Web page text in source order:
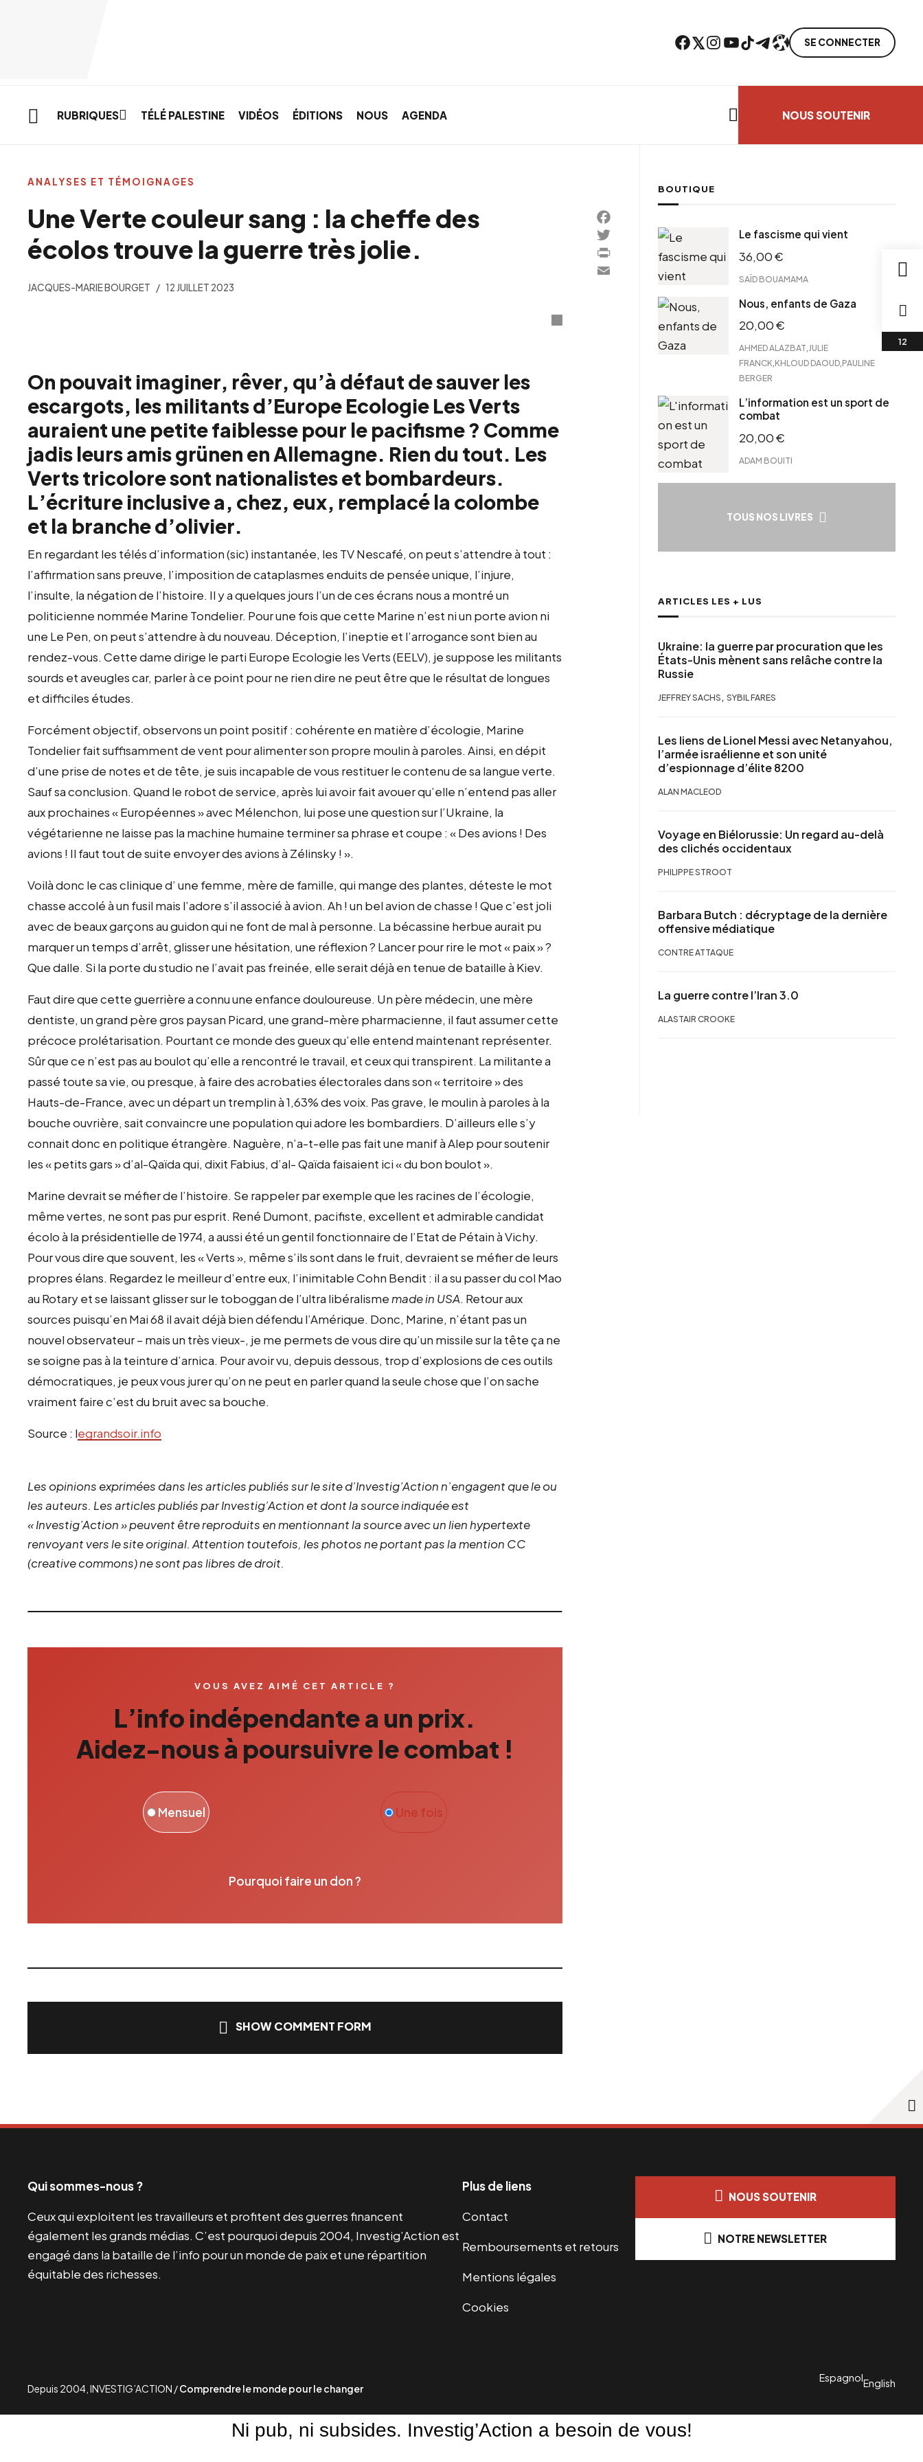
Facebook Twitter Instagram YouTube TikTok TelegramLien SE CONNECTER
RUBRIQUES TÉLÉ PALESTINE VIDÉOS ÉDITIONS NOUS AGENDA NOUS SOUTENIR
Une Verte couleur sang : la cheffe des
écolos trouve la guerre très jolie.
JACQUES-MARIE BOURGET 12 JUILLET 2023
On pouvait imaginer, rêver, qu’à défaut de sauver les
escargots, les militants d’Europe Ecologie Les Verts
auraient une petite faiblesse pour le pacifisme ? Comme
jadis leurs amis grünen en Allemagne. Rien du tout. Les
Verts tricolore sont nationalistes et bombardeurs.
L’écriture inclusive a, chez, eux, remplacé la colombe
et la branche d’olivier.
En regardant les télés d’information (sic) instantanée, les TV Nescafé, on peut s’attendre à tout :
l’affirmation sans preuve, l’imposition de cataplasmes enduits de pensée unique, l’injure,
l’insulte, la négation de l’histoire. Il y a quelques jours l’un de ces écrans nous a montré un
politicienne nommée Marine Tondelier. Pour une fois que cette Marine n’est ni un porte avion ni
une Le Pen, on peut s’attendre à du nouveau. Déception, l’ineptie et l’arrogance sont bien au
rendez-vous. Cette dame dirige le parti Europe Ecologie les Verts (EELV), je suppose les militants
sourds et aveugles car, parler à ce point pour ne rien dire ne peut être que le résultat de longues
et difficiles études.
Forcément objectif, observons un point positif : cohérente en matière d’écologie, Marine
Tondelier fait suffisamment de vent pour alimenter son propre moulin à paroles. Ainsi, en dépit
d’une prise de notes et de tête, je suis incapable de vous restituer le contenu de sa langue verte.
Sauf sa conclusion. Quand le robot de service, après lui avoir fait avouer qu’elle n’entend pas aller
aux prochaines « Européennes » avec Mélenchon, lui pose une question sur l’Ukraine, la
végétarienne ne laisse pas la machine humaine terminer sa phrase et coupe : « Des avions ! Des
avions ! Il faut tout de suite envoyer des avions à Zélinsky ! ».
Voilà donc le cas clinique d’ une femme, mère de famille, qui mange des plantes, déteste le mot
chasse accolé à un fusil mais l’adore s’il associé à avion. Ah ! un bel avion de chasse ! Que c’est joli
avec de beaux garçons au guidon qui ne font de mal à personne. La bécassine herbue aurait pu
marquer un temps d’arrêt, glisser une hésitation, une réflexion ? Lancer pour rire le mot « paix » ?
Que dalle. Si la porte du studio ne l’avait pas freinée, elle serait déjà en tenue de bataille à Kiev.
Faut dire que cette guerrière a connu une enfance douloureuse. Un père médecin, une mère
dentiste, un grand père gros paysan Picard, une grand-mère pharmacienne, il faut assumer cette
précoce prolétarisation. Pourtant ce monde des gueux qu’elle entend maintenant représenter.
Sûr que ce n’est pas au boulot qu’elle a rencontré le travail, et ceux qui transpirent. La militante a
passé toute sa vie, ou presque, à faire des acrobaties électorales dans son « territoire » des
Hauts-de-France, avec un départ un tremplin à 1,63% des voix. Pas grave, le moulin à paroles à la
bouche ouvrière, sait convaincre une population qui adore les bombardiers. D’ailleurs elle s’y
connait donc en politique étrangère. Naguère, n’a-t-elle pas fait une manif à Alep pour soutenir
les « petits gars » d’al-Qaïda qui, dixit Fabius, d’al- Qaïda faisaient ici « du bon boulot ».
Marine devrait se méfier de l’histoire. Se rappeler par exemple que les racines de l’écologie,
même vertes, ne sont pas pur esprit. René Dumont, pacifiste, excellent et admirable candidat
écolo à la présidentielle de 1974, a aussi été un gentil fonctionnaire de l’Etat de Pétain à Vichy.
Pour vous dire que souvent, les « Verts », même s’ils sont dans le fruit, devraient se méfier de leurs
propres élans. Regardez le meilleur d’entre eux, l’inimitable Cohn Bendit : il a su passer du col Mao
au Rotary et se laissant glisser sur le toboggan de l’ultra libéralismemade in USA. Retour aux
sources puisqu’en Mai 68 il avait déjà bien défendu l’Amérique. Donc, Marine, n’étant pas un
nouvel observateur – mais un très vieux-, je me permets de vous dire qu’un missile sur la tête ça ne
se soigne pas à la teinture d’arnica. Pour avoir vu, depuis dessous, trop d’explosions de ces outils
démocratiques, je peux vous jurer qu’on ne peut en parler quand la seule chose que l’on sache
vraiment faire c’est du bruit avec sa bouche.
Source : legrandsoir.info
ANALYSES ET TÉMOIGNAGES
Les opinions exprimées dans les articles publiés sur le site d’Investig’Action n’engagent que le ou
les auteurs. Les articles publiés par Investig’Action et dont la source indiquée est
« Investig’Action » peuvent être reproduits en mentionnant la source avec un lien hypertexte
renvoyant vers le site original. Attention toutefois, les photos ne portant pas la mention CC
(creative commons) ne sont pas libres de droit.
VOUS AVEZ AIMÉ CET ARTICLE ?
L’info indépendante a un prix.
Aidez-nous à poursuivre le combat !
Une fois
Mensuel
Pourquoi faire un don ?
Facebook
Twitter
PrintFriendly
Email
SHOW COMMENT FORM
BOUTIQUE
Le fascisme qui vient
36,00€
SAÏD BOUAMAMA
Nous, enfants de Gaza
20,00€
AHMED ALAZBAT JULIE
FRANCK KHLOUD DAOUD PAULINE
BERGER
L’information est un sport de
combat
20,00€
ADAM BOUITI
TOUS NOS LIVRES
ARTICLES LES + LUS
Ukraine: la guerre par procuration que les
États-Unis mènent sans relâche contre la
Russie
JEFFREY SACHS , SYBIL FARES
Les liens de Lionel Messi avec Netanyahou,
l’armée israélienne et son unité
d’espionnage d’élite 8200
ALAN MACLEOD
Voyage en Biélorussie: Un regard au-delà
des clichés occidentaux
PHILIPPE STROOT
Barbara Butch : décryptage de la dernière
offensive médiatique
CONTRE ATTAQUE
La guerre contre l’Iran 3.0
ALASTAIR CROOKE
Qui sommes-nous ?
Ceux qui exploitent les travailleurs et profitent des guerres financent
également les grands médias. C’est pourquoi depuis 2004, Investig’Action est
engagé dans la bataille de l’info pour un monde de paix et une répartition
équitable des richesses.
Plus de liens
Contact
Remboursements et retours
Mentions légales
Cookies
NOUS SOUTENIR
NOTRE NEWSLETTER
Depuis 2004, INVESTIG’ACTION /Comprendre le monde pour le changer
EspagnolEnglish
Ni pub, ni subsides. Investig’Action a besoin de vous!